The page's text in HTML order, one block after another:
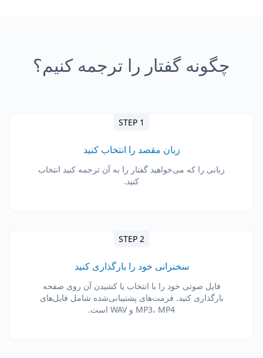
چگونه گفتار را ترجمه کنیم؟
STEP 1
زبان مقصد را انتخاب کنید
زبانی را که می‌خواهید گفتار را به آن ترجمه کنید انتخاب
کنید.
STEP 2
سخنرانی خود را بارگذاری کنید
فایل صوتی خود را با انتخاب یا کشیدن آن روی صفحه
بارگذاری کنید. فرمت‌های پشتیبانی‌شده شامل فایل‌های
MP3، MP4 و WAV است.